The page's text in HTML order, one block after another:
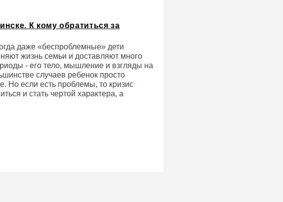
К кому обратиться за
даже «беспроблемные» дети
жизнь семьи и доставляют много
- его тело, мышление и взгляды на
случаев ребенок просто
Но если есть проблемы, то кризис
и стать чертой характера, а